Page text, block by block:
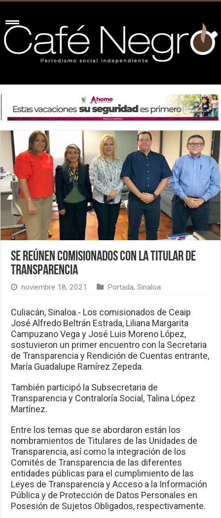
Se reúnen comisionados con la titular de
Transparencia
noviembre 18, 2021 Portada,Sinaloa
Culiacán, Sinaloa.- Los comisionados de Ceaip
José Alfredo Beltrán Estrada, Liliana Margarita
Campuzano Vega y José Luis Moreno López,
sostuvieron un primer encuentro con la Secretaria
de Transparencia y Rendición de Cuentas entrante,
María Guadalupe Ramírez Zepeda.
También participó la Subsecretaria de
Transparencia y Contraloría Social, Talina López
Martínez.
Entre los temas que se abordaron están los
nombramientos de Titulares de las Unidades de
Transparencia, así como la integración de los
Comités de Transparencia de las diferentes
entidades públicas para el cumplimiento de las
Leyes de Transparencia y Acceso a la Información
Pública y de Protección de Datos Personales en
Posesión de Sujetos Obligados, respectivamente.